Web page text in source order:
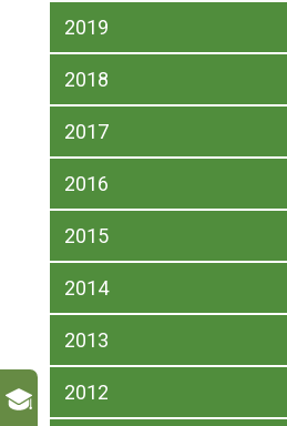
2019
2018
2017
2016
2015
2014
2013
2012